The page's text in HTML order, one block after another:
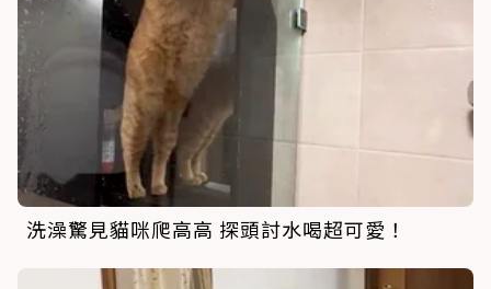
洗澡驚見貓咪爬高高 探頭討水喝超可愛！